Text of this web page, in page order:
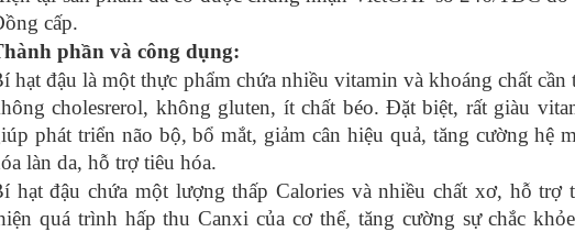
cấp.
phần và công dụng:
hạt đậu là một thực phẩm chứa nhiều vitamin và khoáng chất
cholesrerol, không gluten, ít chất béo. Đặt biệt, rất giàu
phát triển não bộ, bổ mắt, giảm cân hiệu quả, tăng cường hệ
làn da, hỗ trợ tiêu hóa.
hạt đậu chứa một lượng thấp Calories và nhiều chất xơ, hỗ
quá trình hấp thu Canxi của cơ thể, tăng cường sự chắc